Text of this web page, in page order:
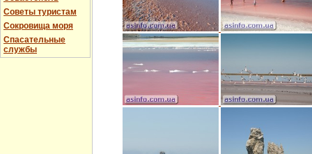
Советы туристам
Сокровища моря
Спасательные
службы